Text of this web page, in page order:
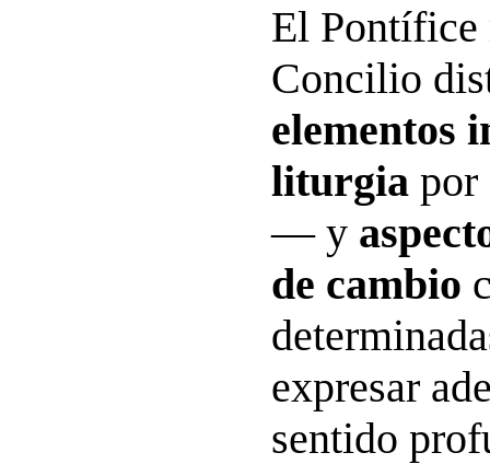
El Pontífice
Concilio
elementos
liturgia por
— y
de cambio
expresar
sentido